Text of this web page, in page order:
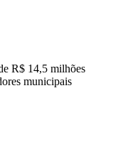
R$ 14,5 milhões
municipais